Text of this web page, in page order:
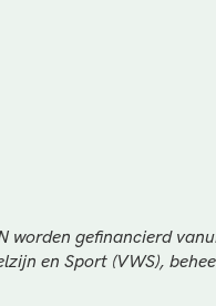
gefinancierd
en Sport (VWS),